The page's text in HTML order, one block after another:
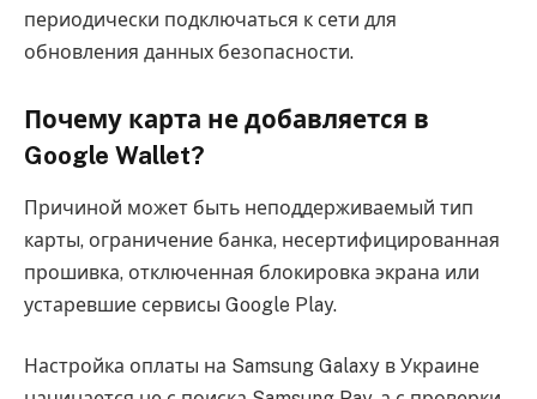
периодически подключаться к сети для
обновления данных безопасности.
Почему карта не добавляется в
Google Wallet?
Причиной может быть неподдерживаемый тип
карты, ограничение банка, несертифицированная
прошивка, отключенная блокировка экрана или
устаревшие сервисы Google Play.
Настройка оплаты на Samsung Galaxy в Украине